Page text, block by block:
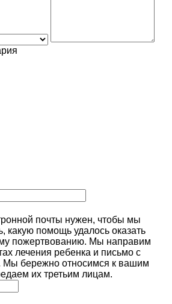
почты нужен, чтобы мы
какую помощь удалось оказать
пожертвованию. Мы направим
лечения ребенка и письмо с
Мы бережно относимся к вашим
их третьим лицам.